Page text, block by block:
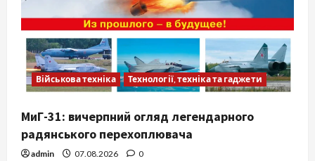
Військова техніка Технології, техніка та гаджети
МиГ-31: вичерпний огляд легендарного
радянського перехоплювача
admin 07.08.2026 0